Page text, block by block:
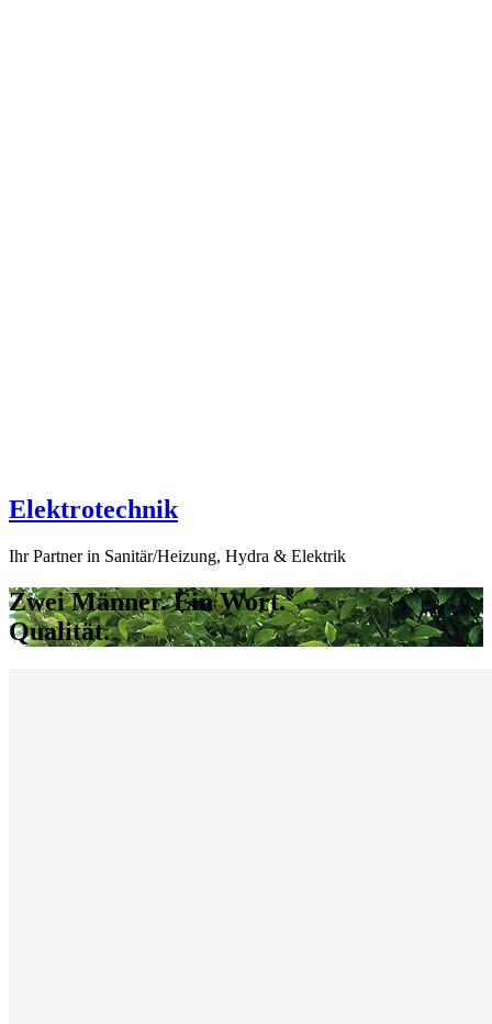
Elektrotechnik
Ihr Partner in Sanitär/Heizung, Hydra & Elektrik
Zwei Männer. Ein Wort.
Qualität.